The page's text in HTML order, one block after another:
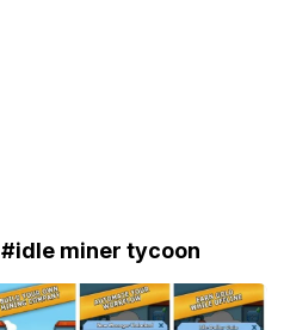
#idle miner tycoon